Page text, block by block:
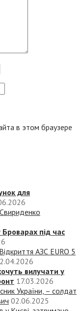
в этом браузере
для
Свириденко
під час
АЗС EURO 5
вилучати у
17.03.2026
України, – солдат
02.06.2025